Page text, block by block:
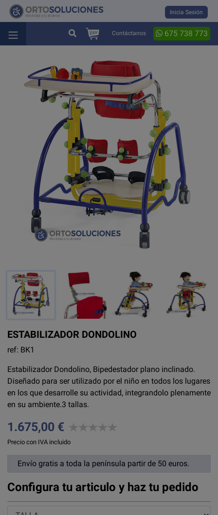
Inicia Sesión
Contáctanos 675 738 773
ESTABILIZADOR DONDOLINO
ref: BK1
Estabilizador Dondolino, Bipedestador plano inclinado.
Diseñado para ser utilizado por el niño en todos los lugares
en los que desarrolle su actividad, integrandolo plenamente
en su ambiente.3 tallas.
1.675,00 €
Precio con IVA incluido
Envío gratis a toda la península partir de 50 euros.
Configura tu articulo y haz tu pedido